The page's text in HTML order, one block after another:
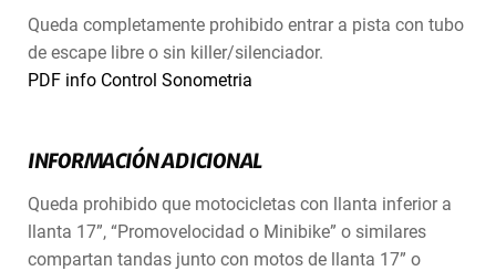
Queda completamente prohibido entrar a pista con tubo
de escape libre o sin killer/silenciador.
PDF info Control Sonometria
INFORMACIÓN ADICIONAL
Queda prohibido que motocicletas con llanta inferior a
llanta 17”, “Promovelocidad o Minibike” o similares
compartan tandas junto con motos de llanta 17” o